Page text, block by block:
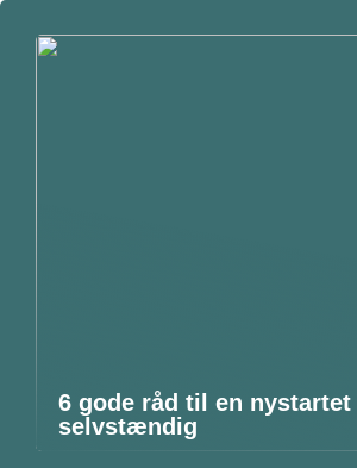
6 gode råd til en nystartet
selvstændig